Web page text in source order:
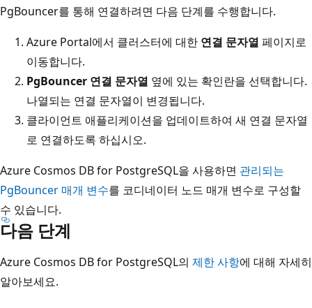
PgBouncer를 통해 연결하려면 다음 단계를 수행합니다.
Azure Portal에서 클러스터에 대한 연결 문자열 페이지로
이동합니다.
PgBouncer 연결 문자열 옆에 있는 확인란을 선택합니다.
나열되는 연결 문자열이 변경됩니다.
클라이언트 애플리케이션을 업데이트하여 새 연결 문자열
로 연결하도록 하십시오.
Azure Cosmos DB for PostgreSQL을 사용하면 관리되는
PgBouncer 매개 변수를 코디네이터 노드 매개 변수로 구성할
수 있습니다.
다음 단계
Azure Cosmos DB for PostgreSQL의 제한 사항에 대해 자세히
알아보세요.